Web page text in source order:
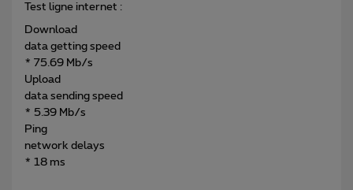
Test ligne internet :
Download
data getting speed
* 75.69 Mb/s
Upload
data sending speed
* 5.39 Mb/s
Ping
network delays
* 18 ms